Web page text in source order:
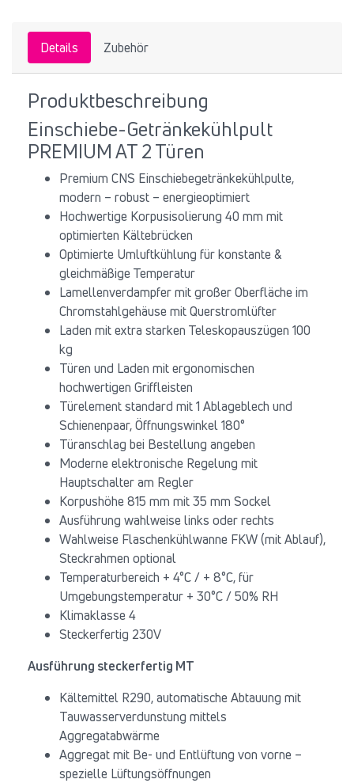
Details Zubehör
Produktbeschreibung
Einschiebe-Getränkekühlpult
PREMIUM AT 2 Türen
Premium CNS Einschiebegetränkekühlpulte,
modern – robust – energieoptimiert
Hochwertige Korpusisolierung 40 mm mit
optimierten Kältebrücken
Optimierte Umluftkühlung für konstante &
gleichmäßige Temperatur
Lamellenverdampfer mit großer Oberfläche im
Chromstahlgehäuse mit Querstromlüfter
Laden mit extra starken Teleskopauszügen 100
kg
Türen und Laden mit ergonomischen
hochwertigen Griffleisten
Türelement standard mit 1 Ablageblech und
Schienenpaar, Öffnungswinkel 180°
Türanschlag bei Bestellung angeben
Moderne elektronische Regelung mit
Hauptschalter am Regler
Korpushöhe 815 mm mit 35 mm Sockel
Ausführung wahlweise links oder rechts
Wahlweise Flaschenkühlwanne FKW (mit Ablauf),
Steckrahmen optional
Temperaturbereich + 4°C / + 8°C, für
Umgebungstemperatur + 30°C / 50% RH
Klimaklasse 4
Steckerfertig 230V
Ausführung steckerfertig MT
Kältemittel R290, automatische Abtauung mit
Tauwasserverdunstung mittels
Aggregatabwärme
Aggregat mit Be- und Entlüftung von vorne –
spezielle Lüftungsöffnungen